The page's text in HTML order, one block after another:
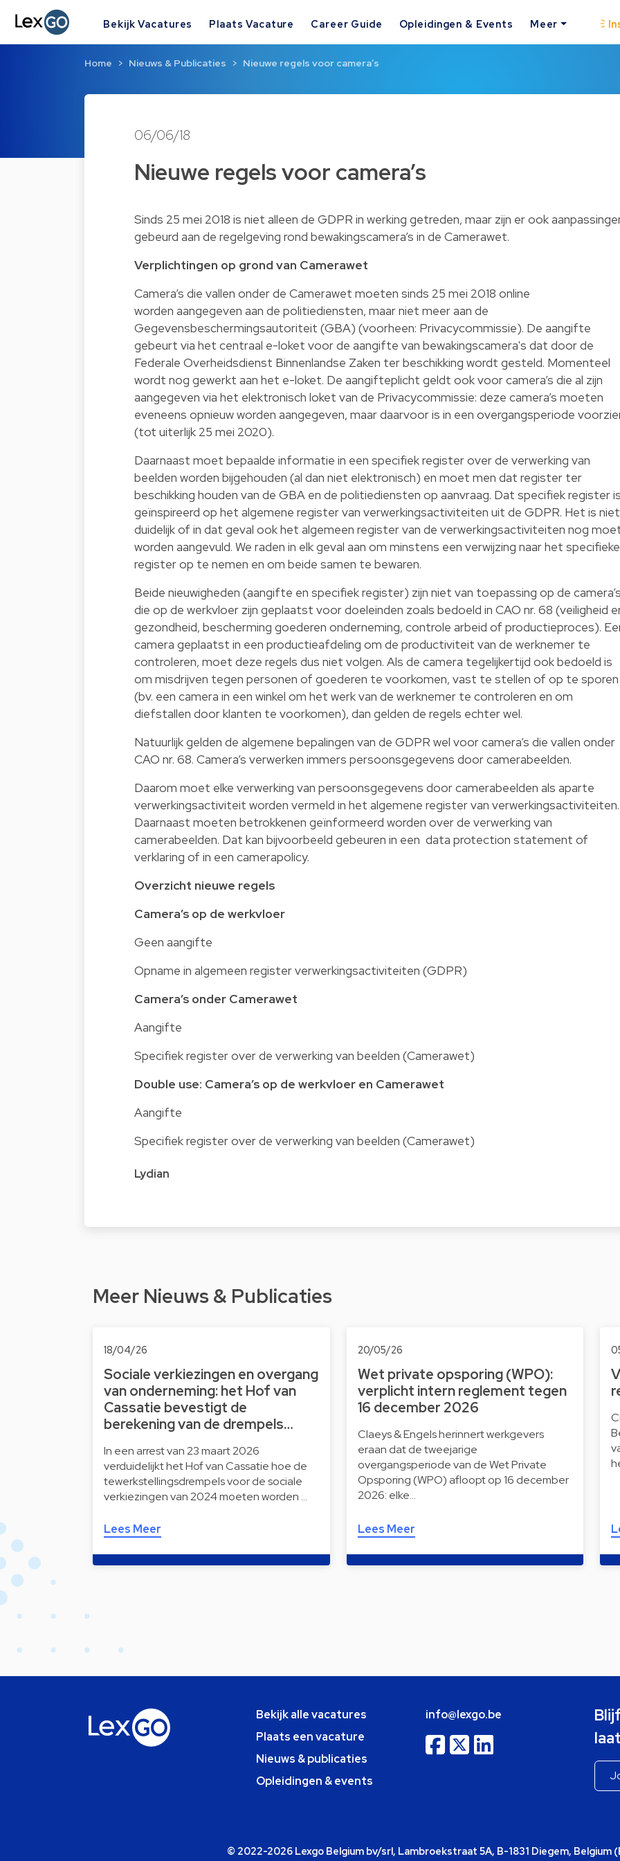
Bekijk Vacatures Plaats Vacature Career Guide Opleidingen & Events Meer
Home Nieuws & Publicaties Nieuwe regels voor camera’s
06/06/18
Nieuwe regels voor camera’s
Sinds 25 mei 2018 is niet alleen de GDPR in werking getreden, maar zijn er ook
gebeurd aan de regelgeving rond bewakingscamera’s in de Camerawet.
Verplichtingen op grond van Camerawet
Camera’s die vallen onder de Camerawet moeten sinds 25 mei 2018 online
worden aangegeven aan de politiediensten, maar niet meer aan de
Gegevensbeschermingsautoriteit (GBA) (voorheen: Privacycommissie). De aangifte
gebeurt via het centraal e-loket voor de aangifte van bewakingscamera's dat door de
Federale Overheidsdienst Binnenlandse Zaken ter beschikking wordt gesteld. Momenteel
wordt nog gewerkt aan het e-loket. De aangifteplicht geldt ook voor camera’s die al zijn
aangegeven via het elektronisch loket van de Privacycommissie: deze camera’s moeten
eveneens opnieuw worden aangegeven, maar daarvoor is in een overgangsperiode
(tot uiterlijk 25 mei 2020).
Daarnaast moet bepaalde informatie in een specifiek register over de verwerking van
beelden worden bijgehouden (al dan niet elektronisch) en moet men dat register ter
beschikking houden van de GBA en de politiediensten op aanvraag. Dat specifiek register
geïnspireerd op het algemene register van verwerkingsactiviteiten uit de GDPR. Het is niet
duidelijk of in dat geval ook het algemeen register van de verwerkingsactiviteiten nog
worden aangevuld. We raden in elk geval aan om minstens een verwijzing naar het specifieke
register op te nemen en om beide samen te bewaren.
Beide nieuwigheden (aangifte en specifiek register) zijn niet van toepassing op de
die op de werkvloer zijn geplaatst voor doeleinden zoals bedoeld in CAO nr. 68 (veiligheid
gezondheid, bescherming goederen onderneming, controle arbeid of productieproces).
camera geplaatst in een productieafdeling om de productiviteit van de werknemer te
controleren, moet deze regels dus niet volgen. Als de camera tegelijkertijd ook bedoeld is
om misdrijven tegen personen of goederen te voorkomen, vast te stellen of op te sporen
(bv. een camera in een winkel om het werk van de werknemer te controleren en om
diefstallen door klanten te voorkomen), dan gelden de regels echter wel.
Natuurlijk gelden de algemene bepalingen van de GDPR wel voor camera’s die vallen onder
CAO nr. 68. Camera’s verwerken immers persoonsgegevens door camerabeelden.
Daarom moet elke verwerking van persoonsgegevens door camerabeelden als aparte
verwerkingsactiviteit worden vermeld in het algemene register van verwerkingsactiviteiten.
Daarnaast moeten betrokkenen geïnformeerd worden over de verwerking van
camerabeelden. Dat kan bijvoorbeeld gebeuren in een data protection statement of
verklaring of in een camerapolicy.
Overzicht nieuwe regels
Camera’s op de werkvloer
Geen aangifte
Opname in algemeen register verwerkingsactiviteiten (GDPR)
Camera’s onder Camerawet
Aangifte
Specifiek register over de verwerking van beelden (Camerawet)
Double use: Camera’s op de werkvloer en Camerawet
Aangifte
Specifiek register over de verwerking van beelden (Camerawet)
Lydian
Meer Nieuws & Publicaties
18/04/26
Sociale verkiezingen en overgang
van onderneming: het Hof van
Cassatie bevestigt de
berekening van de drempels…
In een arrest van 23 maart 2026
verduidelijkt het Hof van Cassatie hoe de
tewerkstellingsdrempels voor de sociale
verkiezingen van 2024 moeten worden …
Lees Meer
20/05/26
Wet private opsporing (WPO):
verplicht intern reglement tegen
16 december 2026
Claeys & Engels herinnert werkgevers
eraan dat de tweejarige
overgangsperiode van de Wet Private
Opsporing (WPO) afloopt op 16 december
2026: elke…
Lees Meer
Bekijk alle vacatures
Plaats een vacature
Nieuws & publicaties
Opleidingen & events
info@lexgo.be
© 2022-2026 Lexgo Belgium bv/srl, Lambroekstraat 5A, B-1831 Diegem, Belgium